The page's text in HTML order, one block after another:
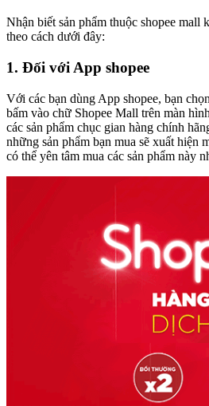
Nhận biết sản phẩm thuộc shopee mall
theo cách dưới đây:
1. Đối với App shopee
Với các bạn dùng App shopee, bạn
bấm vào chữ Shopee Mall trên màn
các sản phẩm chục gian hàng chính
những sản phẩm bạn mua sẽ xuất hiện
có thể yên tâm mua các sản phẩm này